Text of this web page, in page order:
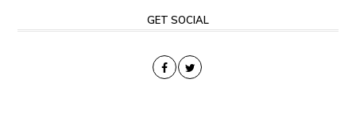
GET SOCIAL